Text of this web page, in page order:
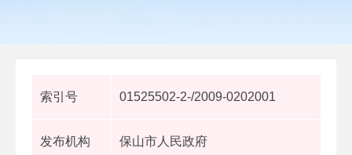
索引号 01525502-2-/2009-0202001
发布机构 保山市人民政府